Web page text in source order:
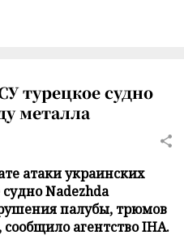
турецкое судно
металла
атаки украинских
Nadezhda
палубы, трюмов
агентство IHA.